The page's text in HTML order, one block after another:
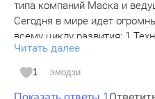
типа компаний Маска и
Сегодня в мире идет
всему циклу развития:
Акселератами, 4.
Техно предприятиями
Читать далее
1 эмодзи